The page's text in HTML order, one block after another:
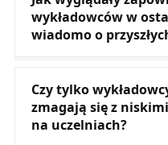
wykładowców w
wiadomo o
Czy tylko
zmagają się z
na uczelniach?